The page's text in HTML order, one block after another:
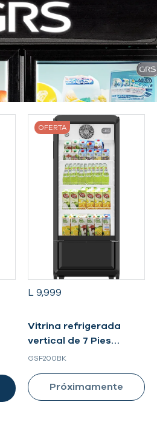
OFERTA
L 9,999
Vitrina refrigerada
vertical de 7 Pies
cúbicos - GSF200BK
GSF200BK
Próximamente